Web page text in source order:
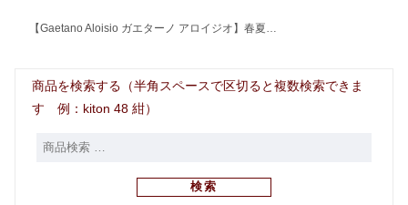
【Gaetano Aloisio ガエターノ アロイジオ】春夏…
商品を検索する（半角スペースで区切ると複数検索できま
す 例：kiton 48 紺）
検索